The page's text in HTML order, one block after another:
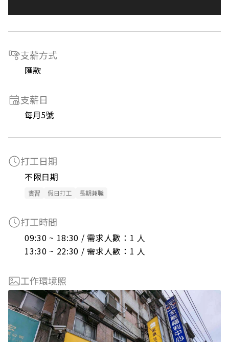
支薪方式
匯款
支薪日
每月5號
打工日期
不限日期
實習 假日打工 長期兼職
打工時間
09:30 ~ 18:30 / 需求人數：1 人
13:30 ~ 22:30 / 需求人數：1 人
工作環境照